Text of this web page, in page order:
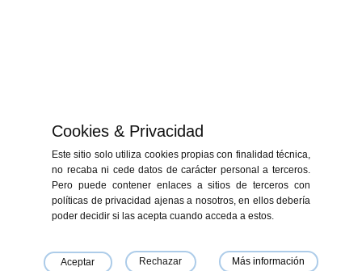
«Financiado por la Unión Europea - NextGenerationEU. Sin embargo, los
puntos de vista y las opiniones expresadas son únicamente los del autor
ser consideradas responsables de las mismas»
Cookies & Privacidad
Este sitio solo utiliza cookies propias con finalidad técnica,
no recaba ni cede datos de carácter personal a terceros.
Pero puede contener enlaces a sitios de terceros con
políticas de privacidad ajenas a nosotros, en ellos debería
poder decidir si las acepta cuando acceda a estos.
Aceptar Rechazar Más información